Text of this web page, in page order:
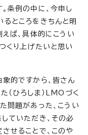
条例の中に、今申し
るところをきちんと明
えば、具体的にこうい
くり上げたいと思い
的ですから、皆さん
（ひろしま）LMOづく
問題があった、こうい
ていただき、その必
せることで、このや